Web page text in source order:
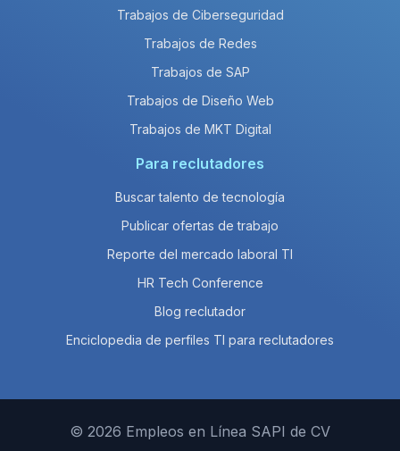
Trabajos de Ciberseguridad
Trabajos de Redes
Trabajos de SAP
Trabajos de Diseño Web
Trabajos de MKT Digital
Para reclutadores
Buscar talento de tecnología
Publicar ofertas de trabajo
Reporte del mercado laboral TI
HR Tech Conference
Blog reclutador
Enciclopedia de perfiles TI para reclutadores
© 2026 Empleos en Línea SAPI de CV